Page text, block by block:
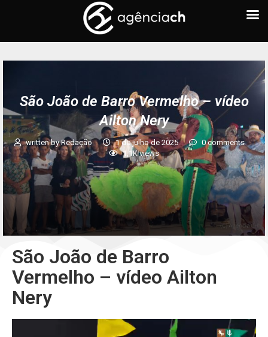
São João de Barro Vermelho – vídeo
Ailton Nery
written byRedação 1 de julho de 2025
0 comments
1,1Kviews
São João de Barro
Vermelho – vídeo Ailton
Nery